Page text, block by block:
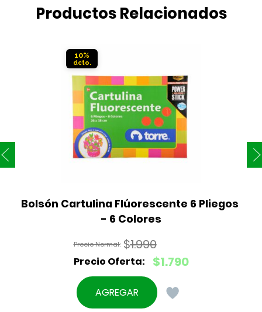
Productos Relacionados
10%
Bolsón Cartulina Flúorescente 6 Pliegos
- 6 Colores
$1.990
El
precio
original
$1.790
El
precio
actual
AGREGAR